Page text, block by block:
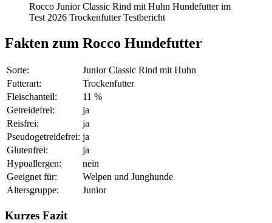
Rocco Junior Classic Rind mit Huhn Hundefutter im
Test 2026 Trockenfutter Testbericht
Fakten zum Rocco Hundefutter
Sorte:
Junior Classic Rind mit Huhn
Futterart:
Trockenfutter
Fleischanteil:
11 %
Getreidefrei:
ja
Reisfrei:
ja
Pseudogetreidefrei: ja
Glutenfrei:
ja
Hypoallergen:
nein
Geeignet für:
Welpen und Junghunde
Altersgruppe:
Junior
Kurzes Fazit